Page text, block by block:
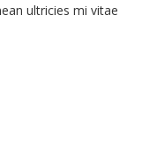
ultricies mi vitae